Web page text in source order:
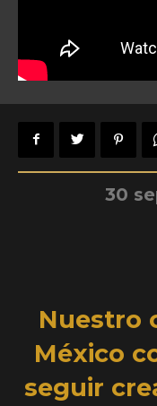
30
Nuestro
México
seguir